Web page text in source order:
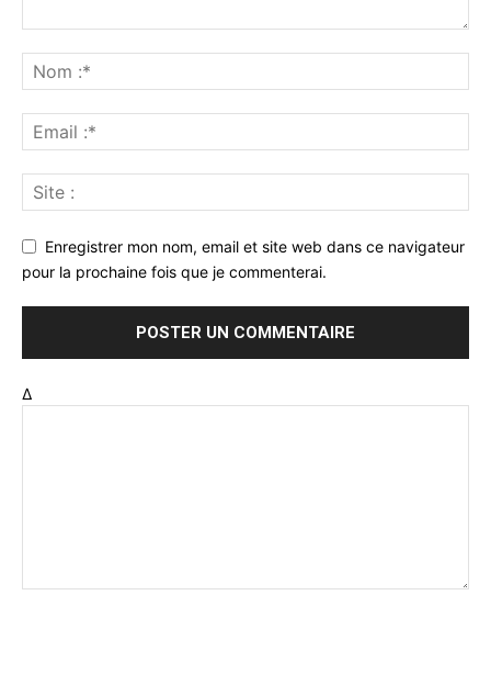
Enregistrer mon nom, email et site web dans ce navigateur
pour la prochaine fois que je commenterai.
Δ